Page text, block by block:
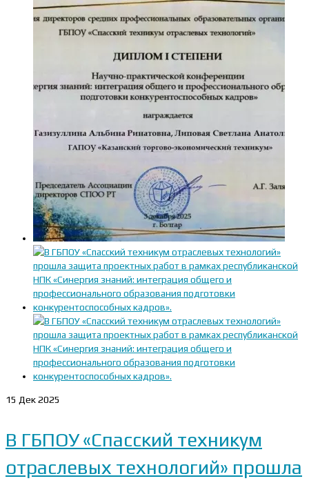
15 Дек 2025
В ГБПОУ «Спасский техникум
отраслевых технологий» прошла